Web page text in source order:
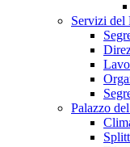
Servizi del
Palazzo